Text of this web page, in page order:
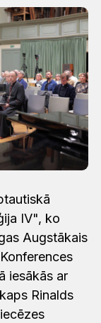
IV", ko
Augstākais
iesākās ar
Rinalds